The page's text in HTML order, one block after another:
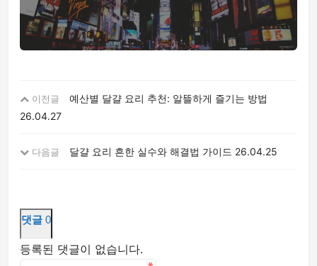
이전글
예산별 달걀 요리 추천: 알뜰하게 즐기는 방법
26.04.27
다음글 달걀 요리 흔한 실수와 해결법 가이드 26.04.25
댓글 0
등록된 댓글이 없습니다.